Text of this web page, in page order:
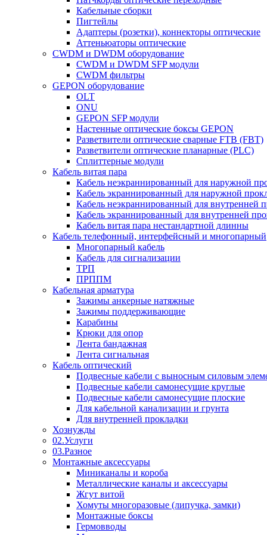
Кабельные сборки
Пигтейлы
Адаптеры (розетки), коннекторы оптические
Аттеньюаторы оптические
CWDM и DWDM оборудование
CWDM и DWDM SFP модули
CWDM фильтры
GEPON оборудование
OLT
ONU
GEPON SFP модули
Настенные оптические боксы GEPON
Разветвители оптические сварные FTB (FBT)
Разветвители оптические планарные (PLC)
Сплиттерные модули
Кабель витая пара
Кабель неэкраннированный для наружной
Кабель экраннированный для наружной
Кабель неэкраннированный для внутренней
Кабель экраннированный для внутренней
Кабель витая пара нестандартной длинны
Кабель телефонный, интерфейсный и многопарный
Многопарный кабель
Кабель для сигнализации
ТРП
ПРППМ
Кабельная арматура
Зажимы анкерные натяжные
Зажимы поддерживающие
Карабины
Крюки для опор
Лента бандажная
Лента сигнальная
Кабель оптический
Подвесные кабели с выносным силовым
Подвесные кабели самонесущие круглые
Подвесные кабели самонесущие плоские
Для кабельной канализации и грунта
Для внутренней прокладки
Хознужды
02.Услуги
03.Разное
Монтажные аксессуары
Миниканалы и короба
Металлические каналы и аксессуары
Жгут витой
Хомуты многоразовые (липучка, замки)
Монтажные боксы
Гермовводы